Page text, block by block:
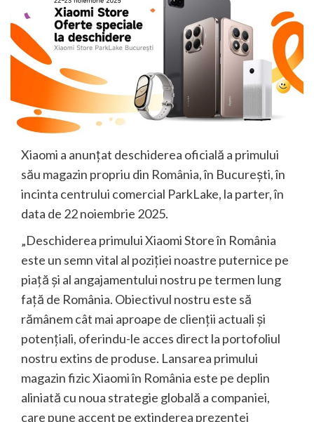
Xiaomi a anunțat deschiderea oficială a primului
său magazin propriu din România, în București, în
incinta centrului comercial ParkLake, la parter, în
data de 22 noiembrie 2025.
„Deschiderea primului Xiaomi Store în România
este un semn vital al poziției noastre puternice pe
piață și al angajamentului nostru pe termen lung
față de România. Obiectivul nostru este să
rămânem cât mai aproape de clienții actuali și
potențiali, oferindu-le acces direct la portofoliul
nostru extins de produse. Lansarea primului
magazin fizic Xiaomi în România este pe deplin
aliniată cu noua strategie globală a companiei,
care pune accent pe extinderea prezenței